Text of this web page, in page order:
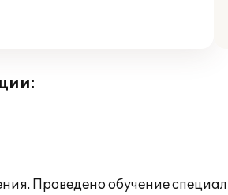
Проведено обучение